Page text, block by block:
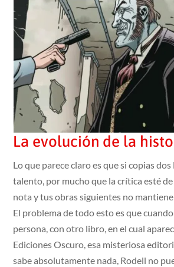
La evolución de la
Lo que parece claro es que si copias
talento, por mucho que la crítica esté
nota y tus obras siguientes no
El problema de todo esto es que
persona, con otro libro, en el cual
Ediciones Oscuro, esa misteriosa
sabe absolutamente nada, Rodell no